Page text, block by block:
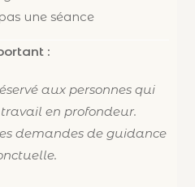
une séance
:
aux personnes qui
en profondeur.
demandes de guidance